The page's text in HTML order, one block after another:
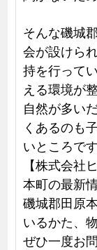
そんな磯城
会が設けら
持を行って
える環境が
自然が多い
くあるのも
いところです
【株式会社
本町の最新
磯城郡田原
いるかた、
ぜひ一度お